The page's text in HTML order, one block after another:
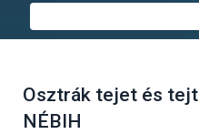
Osztrák tejet és
NÉBIH